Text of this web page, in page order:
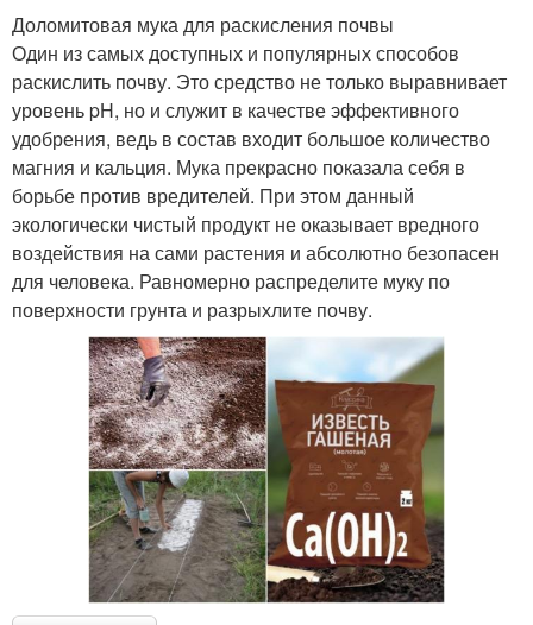
Доломитовая мука для раскисления почвы
Один из самых доступных и популярных способов
раскислить почву. Это средство не только выравнивает
уровень pH, но и служит в качестве эффективного
удобрения, ведь в состав входит большое количество
магния и кальция. Мука прекрасно показала себя в
борьбе против вредителей. При этом данный
экологически чистый продукт не оказывает вредного
воздействия на сами растения и абсолютно безопасен
для человека. Равномерно распределите муку по
поверхности грунта и разрыхлите почву.